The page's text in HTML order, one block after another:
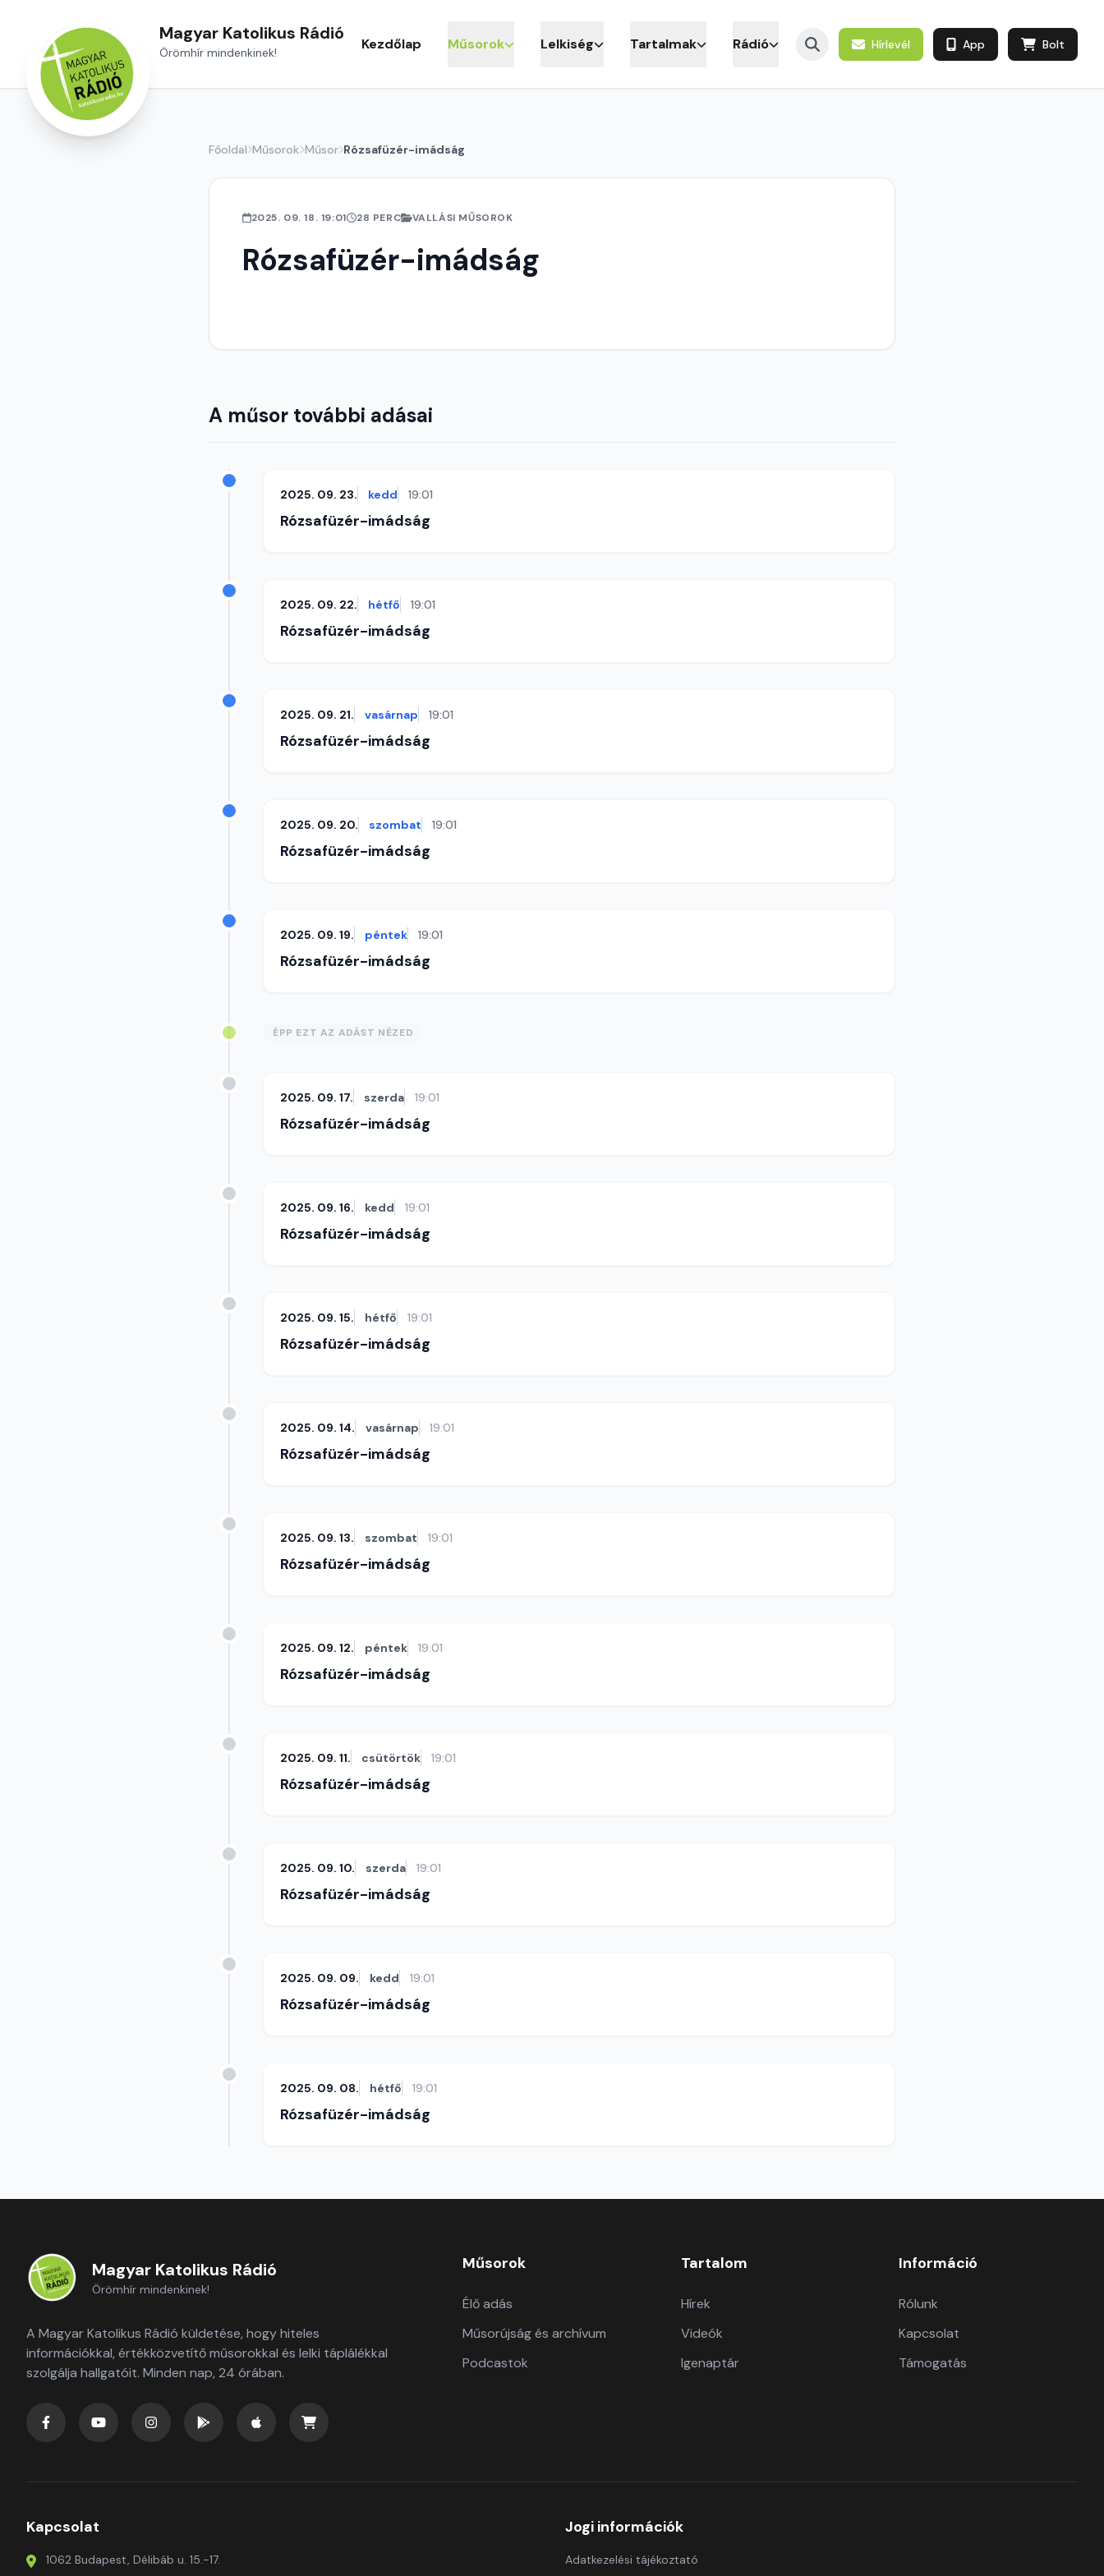
Magyar Katolikus Rádió
Örömhír mindenkinek! Kezdőlap Műsorok Lelkiség Tartalmak Rádió Hírlevél App Bolt
Főoldal Műsorok Műsor Rózsafüzér-imádság
2025. 09. 18. 19:01 28 PERC VALLÁSI MŰSOROK
Rózsafüzér-imádság
A műsor további adásai
2025. 09. 23. kedd 19:01
Rózsafüzér-imádság
2025. 09. 22. hétfő 19:01
Rózsafüzér-imádság
2025. 09. 21. vasárnap 19:01
Rózsafüzér-imádság
2025. 09. 20. szombat 19:01
Rózsafüzér-imádság
2025. 09. 19. péntek 19:01
Rózsafüzér-imádság
ÉPP EZT AZ ADÁST NÉZED
2025. 09. 17. szerda 19:01
Rózsafüzér-imádság
2025. 09. 16. kedd 19:01
Rózsafüzér-imádság
2025. 09. 15. hétfő 19:01
Rózsafüzér-imádság
2025. 09. 14. vasárnap 19:01
Rózsafüzér-imádság
2025. 09. 13. szombat 19:01
Rózsafüzér-imádság
2025. 09. 12. péntek 19:01
Rózsafüzér-imádság
2025. 09. 11. csütörtök 19:01
Rózsafüzér-imádság
2025. 09. 10. szerda 19:01
Rózsafüzér-imádság
2025. 09. 09. kedd 19:01
Rózsafüzér-imádság
2025. 09. 08. hétfő 19:01
Rózsafüzér-imádság
Magyar Katolikus Rádió
Örömhír mindenkinek!
A Magyar Katolikus Rádió küldetése, hogy hiteles
információkkal, értékközvetítő műsorokkal és lelki táplálékkal
szolgálja hallgatóit. Minden nap, 24 órában.
Műsorok
Élő adás
Műsorújság és archívum
Podcastok
Tartalom
Hírek
Videók
Igenaptár
Információ
Rólunk
Kapcsolat
Támogatás
Kapcsolat
1062 Budapest, Délibáb u. 15.-17.
Jogi információk
Adatkezelési tájékoztató